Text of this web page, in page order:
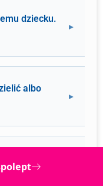
dziecku.
albo
latami?